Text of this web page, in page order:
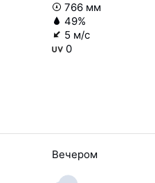
766 мм
49%
5 м/с
0
Вечером